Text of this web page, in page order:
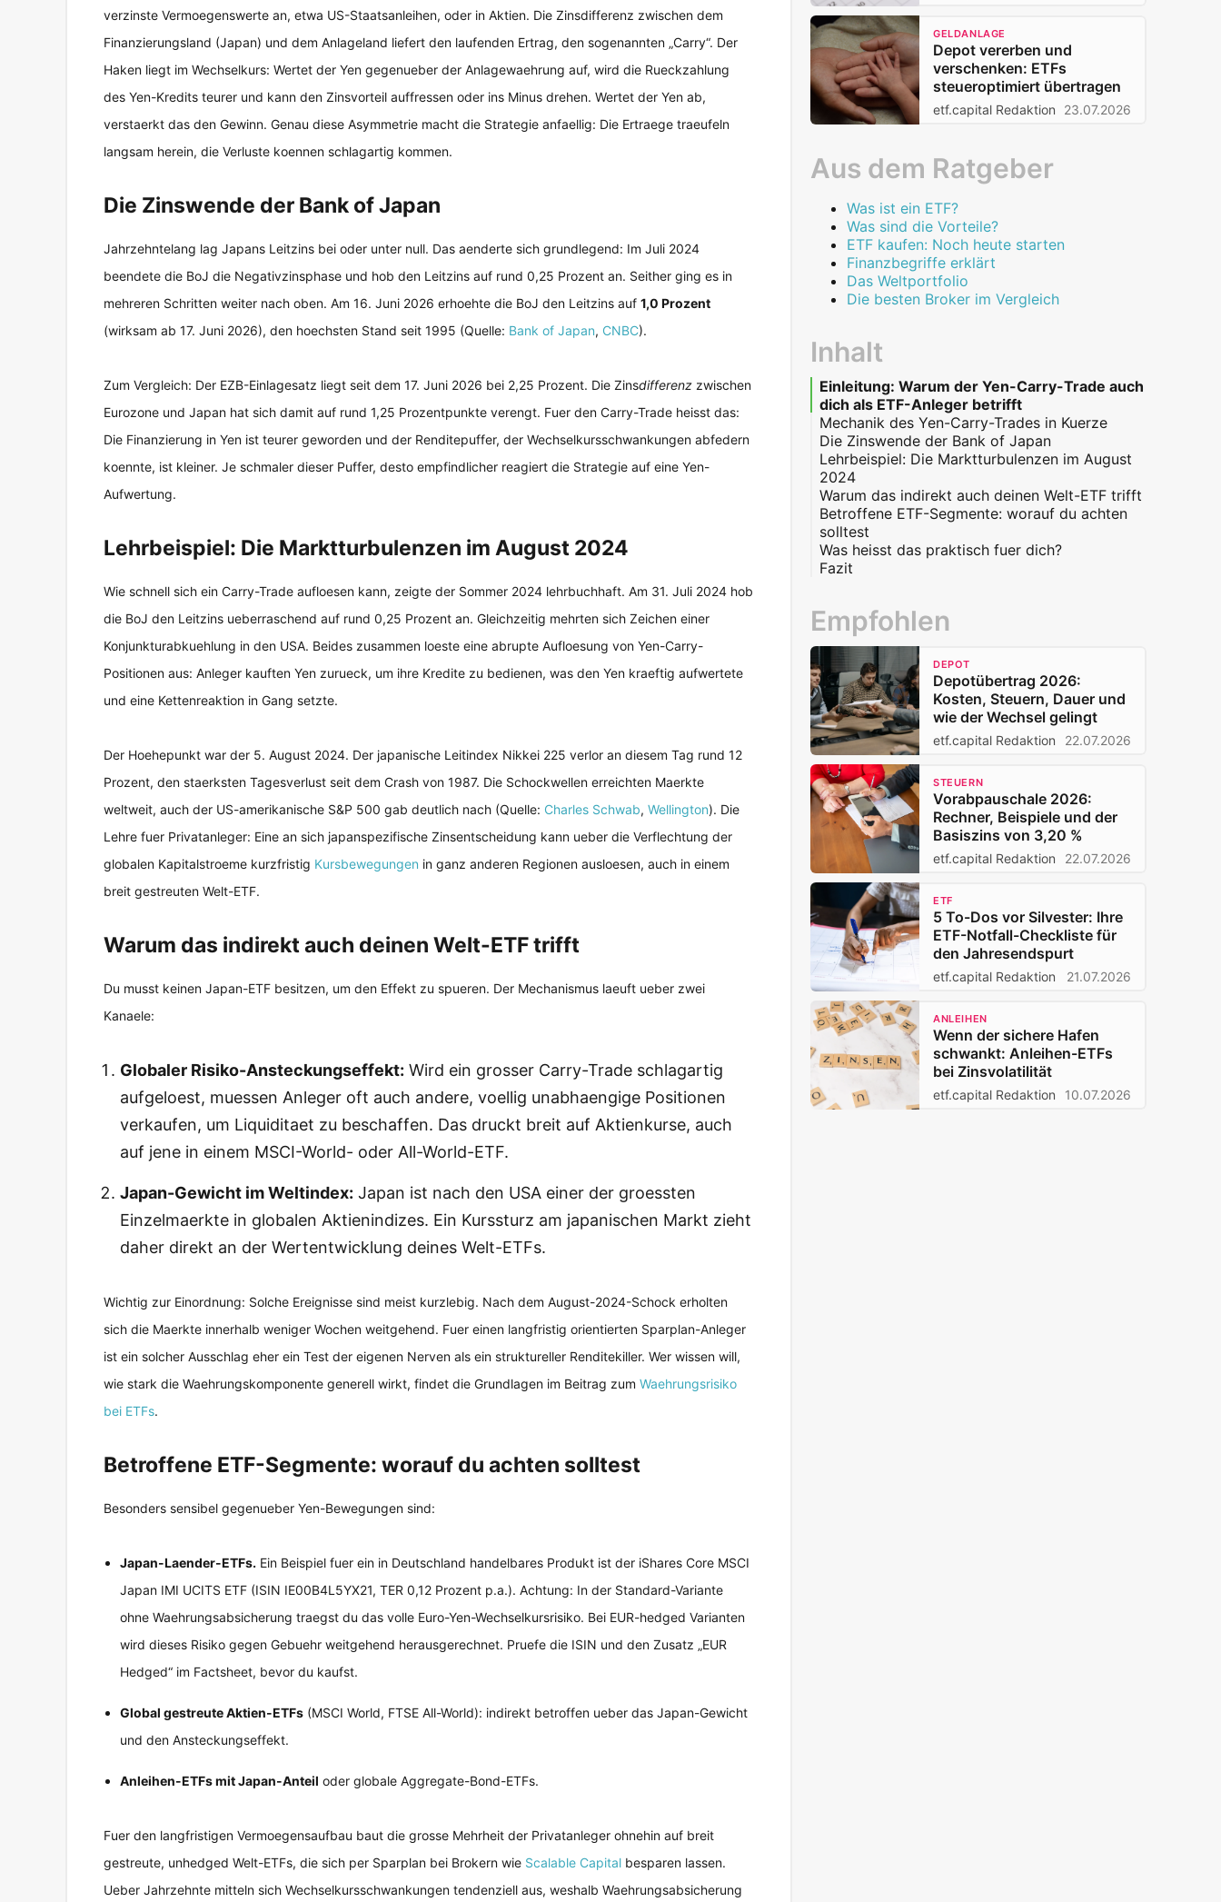
verzinste Vermoegenswerte an, etwa US-Staatsanleihen, oder in Aktien. Die Zinsdifferenz zwischen dem
Finanzierungsland (Japan) und dem Anlageland liefert den laufenden Ertrag, den sogenannten „Carry“. Der
Haken liegt im Wechselkurs: Wertet der Yen gegenueber der Anlagewaehrung auf, wird die Rueckzahlung
des Yen-Kredits teurer und kann den Zinsvorteil auffressen oder ins Minus drehen. Wertet der Yen ab,
verstaerkt das den Gewinn. Genau diese Asymmetrie macht die Strategie anfaellig: Die Ertraege traeufeln
langsam herein, die Verluste koennen schlagartig kommen.
Die Zinswende der Bank of Japan
Jahrzehntelang lag Japans Leitzins bei oder unter null. Das aenderte sich grundlegend: Im Juli 2024
beendete die BoJ die Negativzinsphase und hob den Leitzins auf rund 0,25 Prozent an. Seither ging es in
mehreren Schritten weiter nach oben. Am 16. Juni 2026 erhoehte die BoJ den Leitzins auf 1,0 Prozent
(wirksam ab 17. Juni 2026), den hoechsten Stand seit 1995 (Quelle: Bank of Japan, CNBC).
Zum Vergleich: Der EZB-Einlagesatz liegt seit dem 17. Juni 2026 bei 2,25 Prozent. Die Zinsdifferenz zwischen
Eurozone und Japan hat sich damit auf rund 1,25 Prozentpunkte verengt. Fuer den Carry-Trade heisst das:
Die Finanzierung in Yen ist teurer geworden und der Renditepuffer, der Wechselkursschwankungen abfedern
koennte, ist kleiner. Je schmaler dieser Puffer, desto empfindlicher reagiert die Strategie auf eine Yen-
Aufwertung.
Lehrbeispiel: Die Marktturbulenzen im August 2024
Wie schnell sich ein Carry-Trade aufloesen kann, zeigte der Sommer 2024 lehrbuchhaft. Am 31. Juli 2024 hob
die BoJ den Leitzins ueberraschend auf rund 0,25 Prozent an. Gleichzeitig mehrten sich Zeichen einer
Konjunkturabkuehlung in den USA. Beides zusammen loeste eine abrupte Aufloesung von Yen-Carry-
Positionen aus: Anleger kauften Yen zurueck, um ihre Kredite zu bedienen, was den Yen kraeftig aufwertete
und eine Kettenreaktion in Gang setzte.
Der Hoehepunkt war der 5. August 2024. Der japanische Leitindex Nikkei 225 verlor an diesem Tag rund 12
Prozent, den staerksten Tagesverlust seit dem Crash von 1987. Die Schockwellen erreichten Maerkte
weltweit, auch der US-amerikanische S&P 500 gab deutlich nach (Quelle: Charles Schwab, Wellington). Die
Lehre fuer Privatanleger: Eine an sich japanspezifische Zinsentscheidung kann ueber die Verflechtung der
globalen Kapitalstroeme kurzfristig Kursbewegungen in ganz anderen Regionen ausloesen, auch in einem
breit gestreuten Welt-ETF.
Warum das indirekt auch deinen Welt-ETF trifft
Du musst keinen Japan-ETF besitzen, um den Effekt zu spueren. Der Mechanismus laeuft ueber zwei
Kanaele:
Globaler Risiko-Ansteckungseffekt: Wird ein grosser Carry-Trade schlagartig
aufgeloest, muessen Anleger oft auch andere, voellig unabhaengige Positionen
verkaufen, um Liquiditaet zu beschaffen. Das druckt breit auf Aktienkurse, auch
auf jene in einem MSCI-World- oder All-World-ETF.
Japan-Gewicht im Weltindex: Japan ist nach den USA einer der groessten
Einzelmaerkte in globalen Aktienindizes. Ein Kurssturz am japanischen Markt zieht
daher direkt an der Wertentwicklung deines Welt-ETFs.
Wichtig zur Einordnung: Solche Ereignisse sind meist kurzlebig. Nach dem August-2024-Schock erholten
sich die Maerkte innerhalb weniger Wochen weitgehend. Fuer einen langfristig orientierten Sparplan-Anleger
ist ein solcher Ausschlag eher ein Test der eigenen Nerven als ein struktureller Renditekiller. Wer wissen will,
wie stark die Waehrungskomponente generell wirkt, findet die Grundlagen im Beitrag zum Waehrungsrisiko
bei ETFs.
Betroffene ETF-Segmente: worauf du achten solltest
Besonders sensibel gegenueber Yen-Bewegungen sind:
Japan-Laender-ETFs. Ein Beispiel fuer ein in Deutschland handelbares Produkt ist der iShares Core MSCI
Japan IMI UCITS ETF (ISIN IE00B4L5YX21, TER 0,12 Prozent p.a.). Achtung: In der Standard-Variante
ohne Waehrungsabsicherung traegst du das volle Euro-Yen-Wechselkursrisiko. Bei EUR-hedged Varianten
wird dieses Risiko gegen Gebuehr weitgehend herausgerechnet. Pruefe die ISIN und den Zusatz „EUR
Hedged“ im Factsheet, bevor du kaufst.
Global gestreute Aktien-ETFs (MSCI World, FTSE All-World): indirekt betroffen ueber das Japan-Gewicht
und den Ansteckungseffekt.
Anleihen-ETFs mit Japan-Anteil oder globale Aggregate-Bond-ETFs.
Fuer den langfristigen Vermoegensaufbau baut die grosse Mehrheit der Privatanleger ohnehin auf breit
gestreute, unhedged Welt-ETFs, die sich per Sparplan bei Brokern wie Scalable Capital besparen lassen.
Ueber Jahrzehnte mitteln sich Wechselkursschwankungen tendenziell aus, weshalb Waehrungsabsicherung
GELDANLAGE
Depot vererben und
verschenken: ETFs
steueroptimiert übertragen
etf.capital Redaktion 23.07.2026
Aus dem Ratgeber
Was ist ein ETF?
Was sind die Vorteile?
ETF kaufen: Noch heute starten
Finanzbegriffe erklärt
Das Weltportfolio
Die besten Broker im Vergleich
Inhalt
Einleitung: Warum der Yen-Carry-Trade auch
dich als ETF-Anleger betrifft
Mechanik des Yen-Carry-Trades in Kuerze
Die Zinswende der Bank of Japan
Lehrbeispiel: Die Marktturbulenzen im August
2024
Warum das indirekt auch deinen Welt-ETF trifft
Betroffene ETF-Segmente: worauf du achten
solltest
Was heisst das praktisch fuer dich?
Fazit
Empfohlen
DEPOT
Depotübertrag 2026:
Kosten, Steuern, Dauer und
wie der Wechsel gelingt
etf.capital Redaktion 22.07.2026
STEUERN
Vorabpauschale 2026:
Rechner, Beispiele und der
Basiszins von 3,20 %
etf.capital Redaktion 22.07.2026
ETF
5 To-Dos vor Silvester: Ihre
ETF-Notfall-Checkliste für
den Jahresendspurt
etf.capital Redaktion 21.07.2026
ANLEIHEN
Wenn der sichere Hafen
schwankt: Anleihen-ETFs
bei Zinsvolatilität
etf.capital Redaktion 10.07.2026